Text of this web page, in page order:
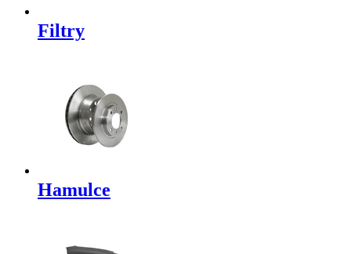
Filtry
Hamulce